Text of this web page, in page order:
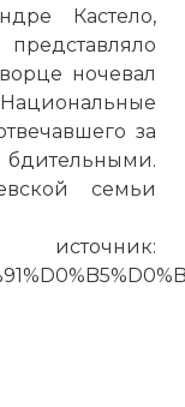
Кастело,
ночевал
за
семьи